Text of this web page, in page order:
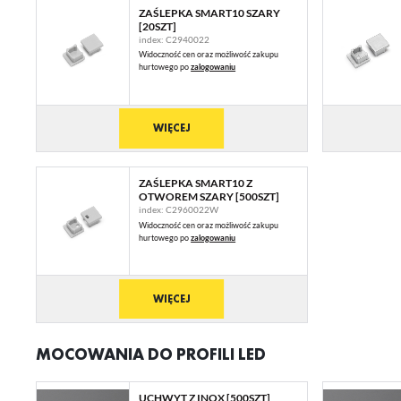
ZAŚLEPKA SMART10 SZARY
[20SZT]
index: C2940022
Widoczność cen oraz możliwość zakupu
hurtowego pozalogowaniu
WIĘCEJ
ZAŚLEPKA SMART10 Z
OTWOREM SZARY [500SZT]
index: C2960022W
Widoczność cen oraz możliwość zakupu
hurtowego pozalogowaniu
WIĘCEJ
MOCOWANIA DO PROFILI LED
UCHWYT Z INOX [500SZT]